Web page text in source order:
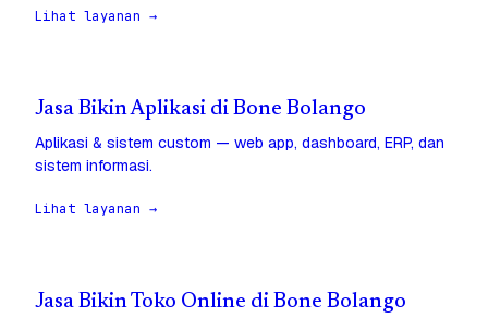
Lihat layanan →
Jasa Bikin Aplikasi di Bone Bolango
Aplikasi & sistem custom — web app, dashboard, ERP, dan
sistem informasi.
Lihat layanan →
Jasa Bikin Toko Online di Bone Bolango